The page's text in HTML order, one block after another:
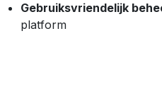
Gebruiksvriendelijk
platform